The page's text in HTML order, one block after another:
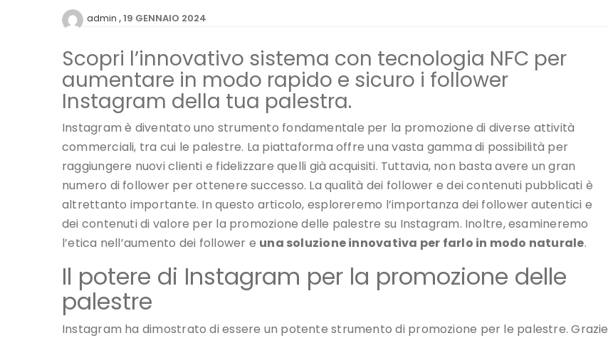
admin 19 GENNAIO 2024
Scopri l’innovativo sistema con tecnologia NFC per
aumentare in modo rapido e sicuro i follower
Instagram della tua palestra.
Instagram è diventato uno strumento fondamentale per la promozione di diverse attività
commerciali, tra cui le palestre. La piattaforma offre una vasta gamma di possibilità per
raggiungere nuovi clienti e fidelizzare quelli già acquisiti. Tuttavia, non basta avere un gran
numero di follower per ottenere successo. La qualità dei follower e dei contenuti pubblicati è
altrettanto importante. In questo articolo, esploreremo l’importanza dei follower autentici e
dei contenuti di valore per la promozione delle palestre su Instagram. Inoltre, esamineremo
l’etica nell’aumento dei follower e una soluzione innovativa per farlo in modo naturale.
Il potere di Instagram per la promozione delle
palestre
Instagram ha dimostrato di essere un potente strumento di promozione per le palestre. Grazie